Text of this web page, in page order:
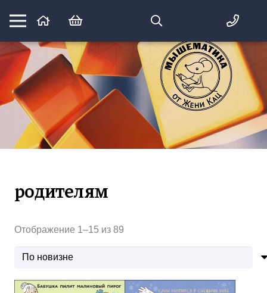
Математика вприпрыжку:
идеи и игры для детей и их родителей
родителям
Отображение 1–15 из 89